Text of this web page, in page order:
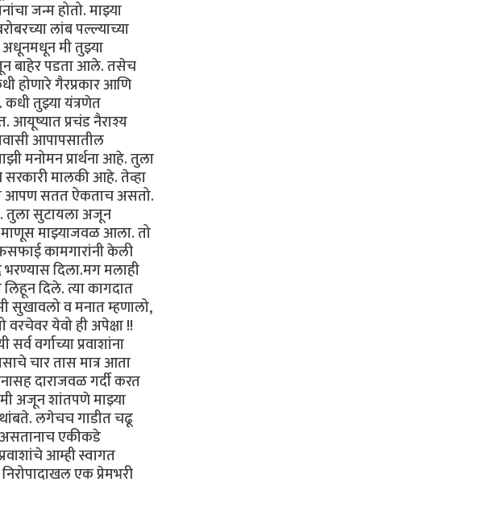
जन्म होतो. माझ्या
लांब पल्ल्याच्या
अधूनमधून मी तुझ्या
बाहेर पडता आले. तसेच
होणारे गैरप्रकार आणि
कधी तुझ्या यंत्रणेत
आयूष्यात प्रचंड नैराश्य
आपापसातील
मनोमन प्रार्थना आहे. तुला
मालकी आहे. तेव्हा
आपण सतत ऐकताच असतो.
तुला सुटायला अजून
माणूस माझ्याजवळ आला. तो
कामगारांनी केली
दिला.मग मलाही
दिले. त्या कागदात
सुखावलो व मनात म्हणालो,
येवो ही अपेक्षा !!
वर्गाच्या प्रवाशांना
चार तास मात्र आता
दाराजवळ गर्दी करत
अजून शांतपणे माझ्या
लगेचच गाडीत चढू
असतानाच एकीकडे
आम्ही स्वागत
एक प्रेमभरी